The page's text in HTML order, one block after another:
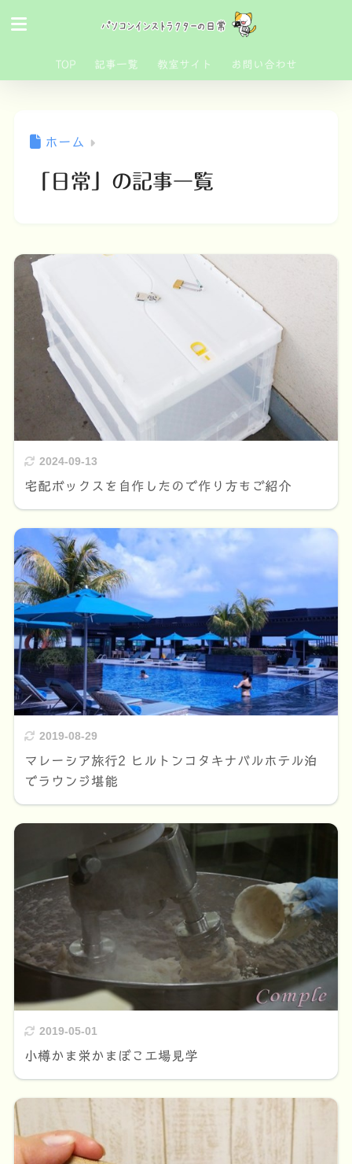
TOP 記事一覧 教室サイト お問い合わせ
ホーム
「日常」の記事一覧
2024-09-13
宅配ボックスを自作したので作り方もご紹介
2019-08-29
マレーシア旅行2 ヒルトンコタキナバルホテル泊
でラウンジ堪能
2019-05-01
小樽かま栄かまぼこ工場見学